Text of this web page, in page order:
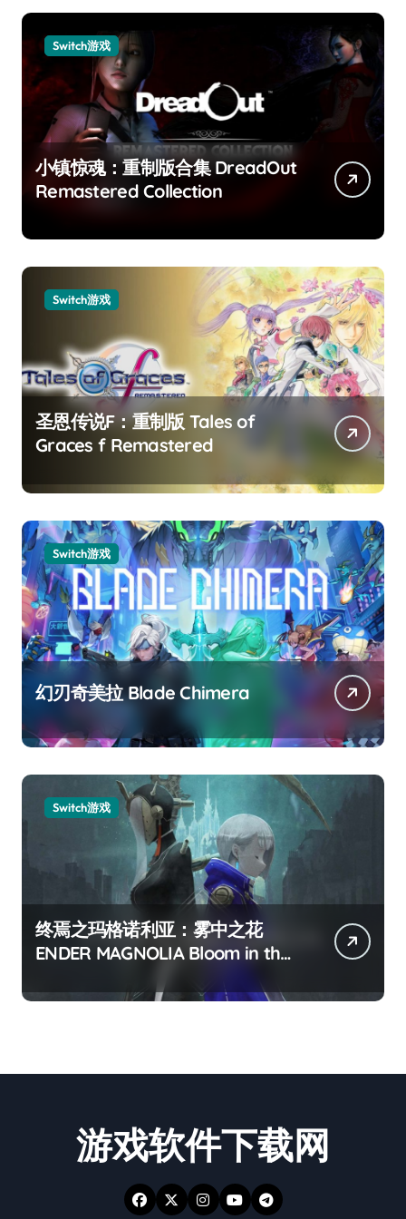
Switch游戏
小镇惊魂：重制版合集 DreadOut
Remastered Collection
Switch游戏
圣恩传说F：重制版 Tales of
Graces f Remastered
Switch游戏
幻刃奇美拉 Blade Chimera
Switch游戏
终焉之玛格诺利亚：雾中之花
ENDER MAGNOLIA Bloom in the
游戏软件下载网